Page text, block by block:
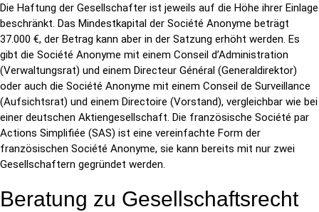
Die Haftung der Gesellschafter ist jeweils auf die Höhe ihrer Einlage
beschränkt. Das Mindestkapital der Société Anonyme beträgt
37.000 €, der Betrag kann aber in der Satzung erhöht werden. Es
gibt die Société Anonyme mit einem Conseil d’Administration
(Verwaltungsrat) und einem Directeur Général (Generaldirektor)
oder auch die Société Anonyme mit einem Conseil de Surveillance
(Aufsichtsrat) und einem Directoire (Vorstand), vergleichbar wie bei
einer deutschen Aktiengesellschaft. Die französische Société par
Actions Simplifiée (SAS) ist eine vereinfachte Form der
französischen Société Anonyme, sie kann bereits mit nur zwei
Gesellschaftern gegründet werden.
Beratung zu Gesellschaftsrecht